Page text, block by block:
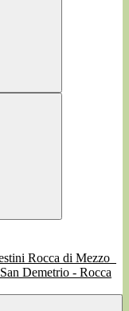
San Demetrio - Rocca